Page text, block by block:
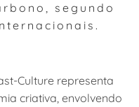
segundo
Culture representa
criativa, envolvendo